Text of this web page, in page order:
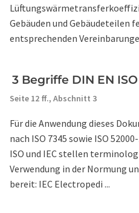
Gebäuden und Gebäudeteilen
entsprechenden
3 Begriffe DIN EN ISO
Seite 12 ff., Abschnitt 3
Für die Anwendung dieses
nach ISO 7345 sowie ISO
ISO und IEC stellen
Verwendung in der Normung
bereit: IEC Electropedi ...